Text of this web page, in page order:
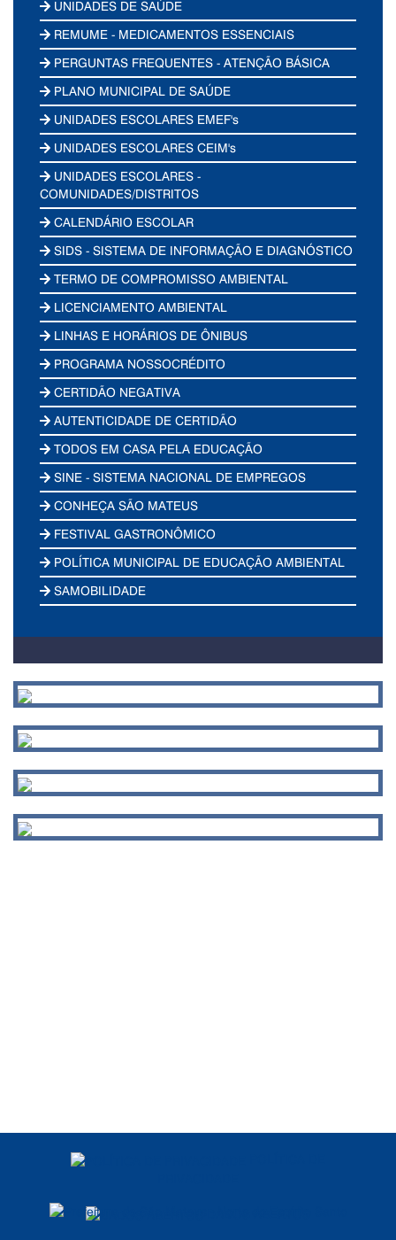
UNIDADES DE SAÚDE
REMUME - MEDICAMENTOS ESSENCIAIS
PERGUNTAS FREQUENTES - ATENÇÃO BÁSICA
PLANO MUNICIPAL DE SAÚDE
UNIDADES ESCOLARES EMEF's
UNIDADES ESCOLARES CEIM's
UNIDADES ESCOLARES -
COMUNIDADES/DISTRITOS
CALENDÁRIO ESCOLAR
SIDS - SISTEMA DE INFORMAÇÃO E DIAGNÓSTICO
TERMO DE COMPROMISSO AMBIENTAL
LICENCIAMENTO AMBIENTAL
LINHAS E HORÁRIOS DE ÔNIBUS
PROGRAMA NOSSOCRÉDITO
CERTIDÃO NEGATIVA
AUTENTICIDADE DE CERTIDÃO
TODOS EM CASA PELA EDUCAÇÃO
SINE - SISTEMA NACIONAL DE EMPREGOS
CONHEÇA SÃO MATEUS
FESTIVAL GASTRONÔMICO
POLÍTICA MUNICIPAL DE EDUCAÇÃO AMBIENTAL
SAMOBILIDADE